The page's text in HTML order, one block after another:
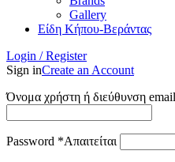
Gallery
Είδη Κήπου-Βεράντας
Login / Register
Sign inCreate an Account
Όνομα χρήστη ή διεύθυνση email
Password *Απαιτείται